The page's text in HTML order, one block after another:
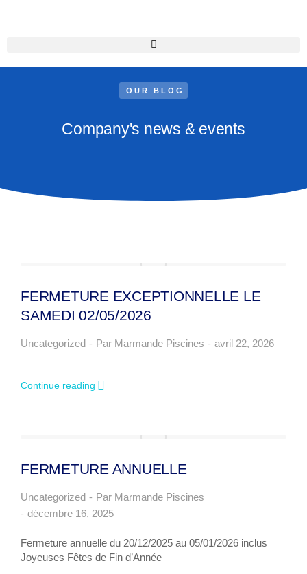
OUR BLOG
Company's news & events
FERMETURE EXCEPTIONNELLE LE
SAMEDI 02/05/2026
Uncategorized Par Marmande Piscines avril 22, 2026
Continue reading
FERMETURE ANNUELLE
Uncategorized Par Marmande Piscines
décembre 16, 2025
Fermeture annuelle du 20/12/2025 au 05/01/2026 inclus
Joyeuses Fêtes de Fin d’Année